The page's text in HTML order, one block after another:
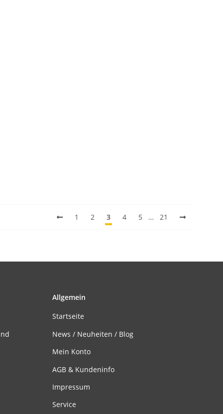
1 2 3 4 5 … 21
Allgemein
Startseite
News / Neuheiten / Blog
Mein Konto
AGB & Kundeninfo
Impressum
Service